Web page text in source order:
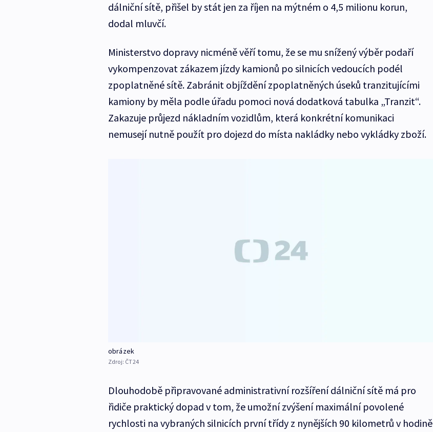
dálniční sítě, přišel by stát jen za říjen na mýtném o 4,5 milionu korun,
dodal mluvčí.
Ministerstvo dopravy nicméně věří tomu, že se mu snížený výběr podaří
vykompenzovat zákazem jízdy kamionů po silnicích vedoucích podél
zpoplatněné sítě. Zabránit objíždění zpoplatněných úseků tranzitujícími
kamiony by měla podle úřadu pomoci nová dodatková tabulka „Tranzit“.
Zakazuje průjezd nákladním vozidlům, která konkrétní komunikaci
nemusejí nutně použít pro dojezd do místa nakládky nebo vykládky zboží.
obrázek
Zdroj: ČT24
Dlouhodobě připravované administrativní rozšíření dálniční sítě má pro
řidiče praktický dopad v tom, že umožní zvýšení maximální povolené
rychlosti na vybraných silnicích první třídy z nynějších 90 kilometrů v hodině